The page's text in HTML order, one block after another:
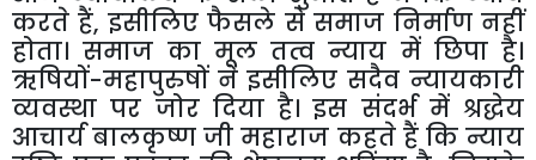
करते हैं,इसीलिए फैसले से समाज निर्माण नहीं
होता। समाज का मूल तत्व न्याय में छिपा है।
ऋषियों-महापुरुषों ने इसीलिए सदैव न्यायकारी
व्यवस्था पर जोर दिया है। इस संदर्भ में श्रद्धेय
आचार्य बालकृष्ण जी महाराज कहते हैं कि न्याय